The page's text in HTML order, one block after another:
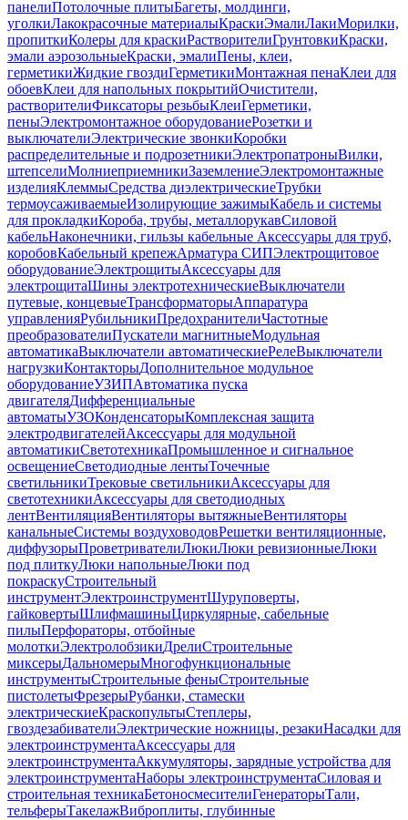
панелиПотолочные плитыБагеты, молдинги,
уголкиЛакокрасочные материалыКраскиЭмалиЛакиМорилки,
пропиткиКолеры для краскиРастворителиГрунтовкиКраски,
эмали аэрозольныеКраски, эмалиПены, клеи,
герметикиЖидкие гвоздиГерметикиМонтажная пенаКлеи для
обоевКлеи для напольных покрытийОчистители,
растворителиФиксаторы резьбыКлеиГерметики,
пеныЭлектромонтажное оборудованиеРозетки и
выключателиЭлектрические звонкиКоробки
распределительные и подрозетникиЭлектропатроныВилки,
штепселиМолниеприемникиЗаземлениеЭлектромонтажные
изделияКлеммыСредства диэлектрическиеТрубки
термоусаживаемыеИзолирующие зажимыКабель и системы
для прокладкиКороба, трубы, металлорукавСиловой
кабельНаконечники, гильзы кабельные Аксессуары для труб,
коробовКабельный крепежАрматура СИПЭлектрощитовое
оборудованиеЭлектрощитыАксессуары для
электрощитаШины электротехническиеВыключатели
путевые, концевыеТрансформаторыАппаратура
управленияРубильникиПредохранителиЧастотные
преобразователиПускатели магнитныеМодульная
автоматикаВыключатели автоматическиеРелеВыключатели
нагрузкиКонтакторыДополнительное модульное
оборудованиеУЗИПАвтоматика пуска
двигателяДифференциальные
автоматыУЗОКонденсаторыКомплексная защита
электродвигателейАксессуары для модульной
автоматикиСветотехникаПромышленное и сигнальное
освещениеСветодиодные лентыТочечные
светильникиТрековые светильникиАксессуары для
светотехникиАксессуары для светодиодных
лентВентиляцияВентиляторы вытяжныеВентиляторы
канальныеСистемы воздуховодовРешетки вентиляционные,
диффузорыПроветривателиЛюкиЛюки ревизионныеЛюки
под плиткуЛюки напольныеЛюки под
покраскуСтроительный
инструментЭлектроинструментШуруповерты,
гайковертыШлифмашиныЦиркулярные, сабельные
пилыПерфораторы, отбойные
молоткиЭлектролобзикиДрелиСтроительные
миксерыДальномерыМногофункциональные
инструментыСтроительные феныСтроительные
пистолетыФрезерыРубанки, стамески
электрическиеКраскопультыСтеплеры,
гвоздезабивателиЭлектрические ножницы, резакиНасадки для
электроинструментаАксессуары для
электроинструментаАккумуляторы, зарядные устройства для
электроинструментаНаборы электроинструментаСиловая и
строительная техникаБетоносмесителиГенераторыТали,
тельферыТакелажВиброплиты, глубинные